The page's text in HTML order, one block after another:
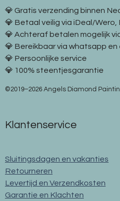
💎 Gratis verzending binnen
💎 Betaal veilig via iDeal/
💎 Achteraf betalen mogelijk
💎 Bereikbaar via whatsapp en
💎 Persoonlijke service
💎 100% steentjesgarantie
©2019–2026 Angels Diamond
Klantenservice
Sluitingsdagen en vakanties
Retourneren
Levertijd en Verzendkosten
Garantie en Klachten